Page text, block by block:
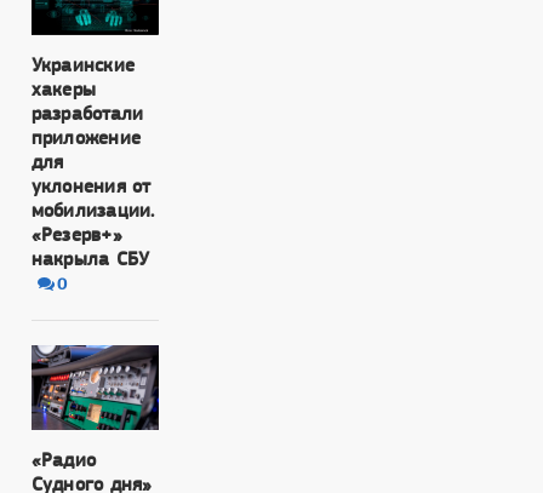
Украинские
хакеры
разработали
приложение
для
уклонения от
мобилизации.
«Резерв+»
накрыла СБУ
0
«Радио
Судного дня»